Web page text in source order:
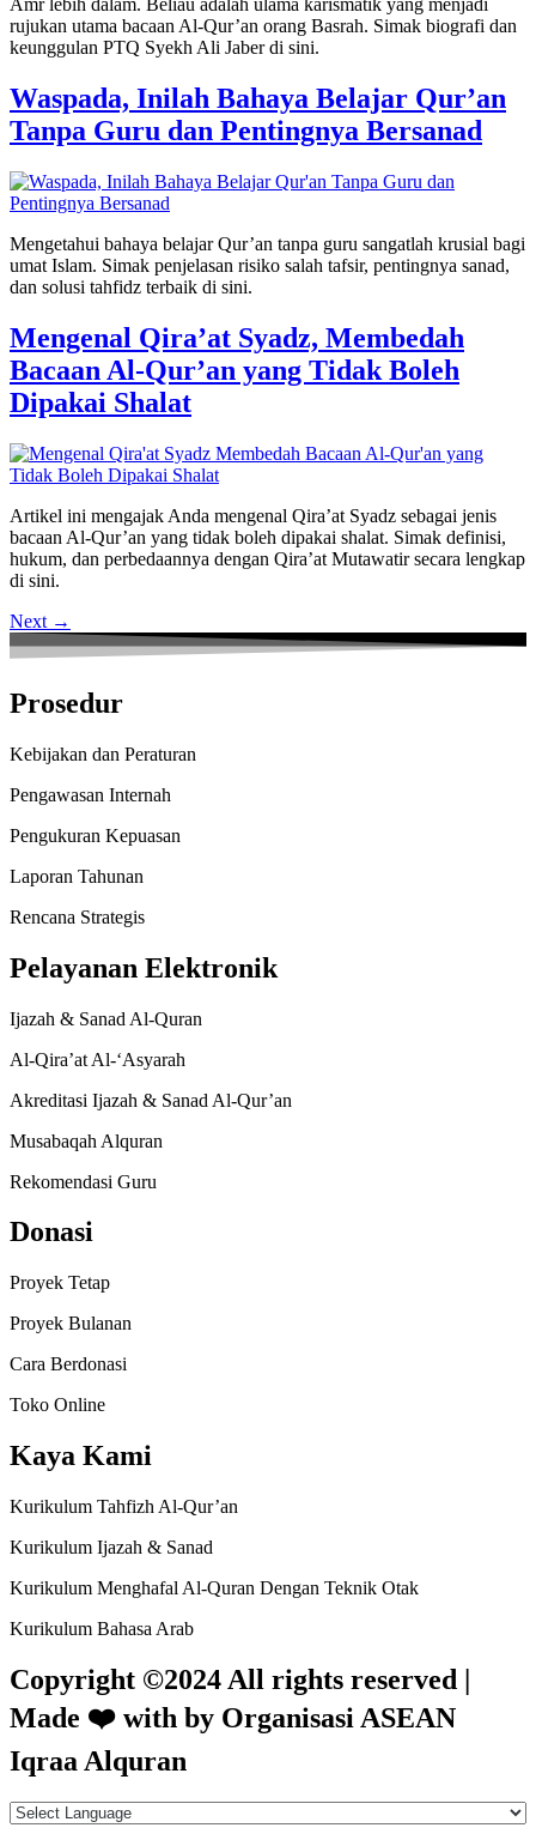
Amr lebih dalam. Beliau adalah ulama karismatik yang menjadi
rujukan utama bacaan Al-Qur’an orang Basrah. Simak biografi dan
keunggulan PTQ Syekh Ali Jaber di sini.
Waspada, Inilah Bahaya Belajar Qur’an
Tanpa Guru dan Pentingnya Bersanad
Mengetahui bahaya belajar Qur’an tanpa guru sangatlah krusial bagi
umat Islam. Simak penjelasan risiko salah tafsir, pentingnya sanad,
dan solusi tahfidz terbaik di sini.
Mengenal Qira’at Syadz, Membedah
Bacaan Al-Qur’an yang Tidak Boleh
Dipakai Shalat
Artikel ini mengajak Anda mengenal Qira’at Syadz sebagai jenis
bacaan Al-Qur’an yang tidak boleh dipakai shalat. Simak definisi,
hukum, dan perbedaannya dengan Qira’at Mutawatir secara lengkap
di sini.
Next →
Prosedur
Kebijakan dan Peraturan
Pengawasan Internah
Pengukuran Kepuasan
Laporan Tahunan
Rencana Strategis
Pelayanan Elektronik
Ijazah & Sanad Al-Quran
Al-Qira’at Al-‘Asyarah
Akreditasi Ijazah & Sanad Al-Qur’an
Musabaqah Alquran
Rekomendasi Guru
Donasi
Proyek Tetap
Proyek Bulanan
Cara Berdonasi
Toko Online
Kaya Kami
Kurikulum Tahfizh Al-Qur’an
Kurikulum Ijazah & Sanad
Kurikulum Menghafal Al-Quran Dengan Teknik Otak
Kurikulum Bahasa Arab
Copyright ©2024 All rights reserved |
Made ❤️ with by Organisasi ASEAN
Iqraa Alquran